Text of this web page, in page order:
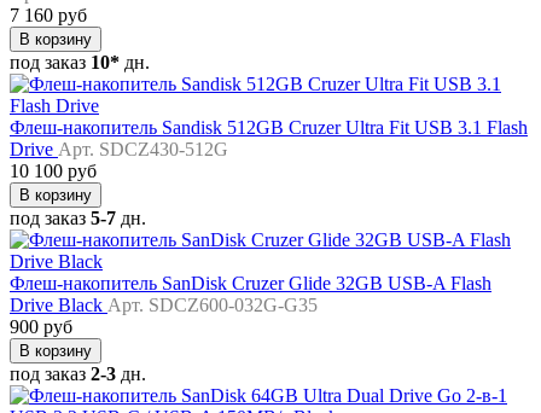
7 160 руб
В корзину
под заказ 10* дн.
Флеш-накопитель Sandisk 512GB Cruzer Ultra Fit USB 3.1 Flash
Drive Арт. SDCZ430-512G
10 100 руб
В корзину
под заказ 5-7 дн.
Флеш-накопитель SanDisk Cruzer Glide 32GB USB-A Flash
Drive Black Арт. SDCZ600-032G-G35
900 руб
В корзину
под заказ 2-3 дн.